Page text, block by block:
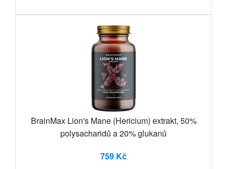
BrainMax Lion's Mane (Hericium) extrakt, 50%
polysacharidů a 20% glukanů
759 Kč